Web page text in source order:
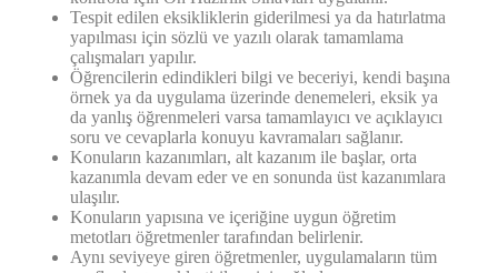
Tespit edilen eksikliklerin giderilmesi ya da hatırlatma
yapılması için sözlü ve yazılı olarak tamamlama
çalışmaları yapılır.
Öğrencilerin edindikleri bilgi ve beceriyi, kendi başına
örnek ya da uygulama üzerinde denemeleri, eksik ya
da yanlış öğrenmeleri varsa tamamlayıcı ve açıklayıcı
soru ve cevaplarla konuyu kavramaları sağlanır.
Konuların kazanımları, alt kazanım ile başlar, orta
kazanımla devam eder ve en sonunda üst kazanımlara
ulaşılır.
Konuların yapısına ve içeriğine uygun öğretim
metotları öğretmenler tarafından belirlenir.
Aynı seviyeye giren öğretmenler, uygulamaların tüm